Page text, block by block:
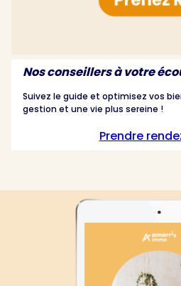
Nos conseillers à votre
Suivez le guide et optimisez vos
gestion et une vie plus sereine !
Prendre